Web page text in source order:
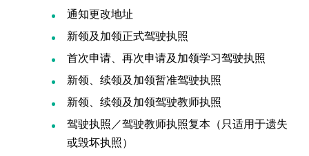
通知更改地址
新领及加领正式驾驶执照
首次申请、再次申请及加领学习驾驶执照
新领、续领及加领暂准驾驶执照
新领、续领及加领驾驶教师执照
驾驶执照／驾驶教师执照复本（只适用于遗失
或毁坏执照）